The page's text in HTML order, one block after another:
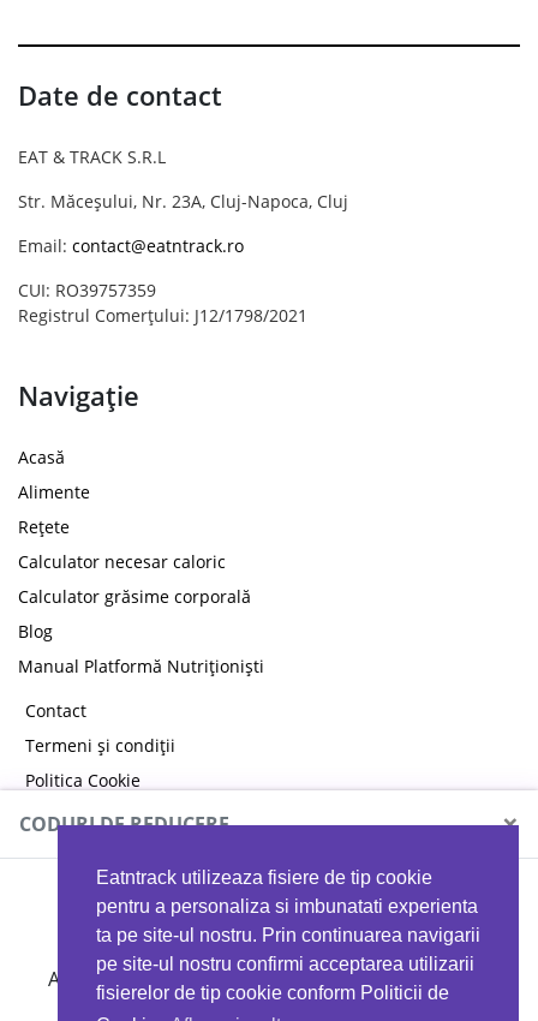
Eatntrack utilizeaza fisiere de tip cookie
pentru a personaliza si imbunatati experienta
ta pe site-ul nostru. Prin continuarea navigarii
pe site-ul nostru confirmi acceptarea utilizarii
fisierelor de tip cookie conform Politicii de
Date de contact
EAT & TRACK S.R.L
Str. Măceșului, Nr. 23A, Cluj-Napoca, Cluj
Email: contact@eatntrack.ro
CUI: RO39757359
Registrul Comerțului: J12/1798/2021
Navigație
Acasă
Alimente
Rețete
Calculator necesar caloric
Calculator grăsime corporală
Blog
Manual Platformă Nutriționiști
Contact
Termeni și condiții
Politica Cookie
Politica de confidențialitate
CODURI DE REDUCERE ×
MYPROTEIN
Ai 40%reducere la orice comandă folosind codul
EATTRACK